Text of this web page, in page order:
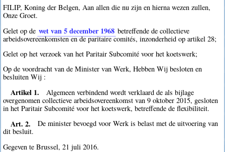
FILIP, Koning der Belgen, Aan allen die nu zijn en hierna wezen zullen,
Onze Groet.
Gelet op de wet van 5 december 1968 betreffende de collectieve
arbeidsovereenkomsten en de paritaire comités, inzonderheid op artikel 28;
Gelet op het verzoek van het Paritair Subcomité voor het koetswerk;
Op de voordracht van de Minister van Werk, Hebben Wij besloten en
besluiten Wij :
Artikel 1.
Algemeen verbindend wordt verklaard de als bijlage
overgenomen collectieve arbeidsovereenkomst van 9 oktober 2015, gesloten
in het Paritair Subcomité voor het koetswerk, betreffende de flexibiliteit.
Art. 2.
De minister bevoegd voor Werk is belast met de uitvoering van
dit besluit.
Gegeven te Brussel, 21 juli 2016.